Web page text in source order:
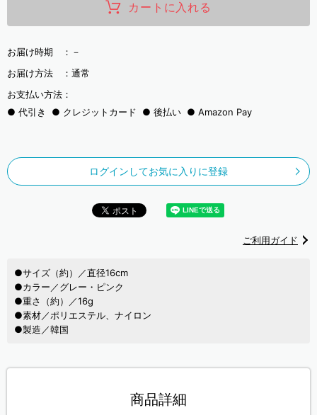
カートに入れる
お届け時期 ： －
お届け方法 ： 通常
お支払い方法：
代引き
クレジットカード 後払い Amazon Pay
ログインしてお気に入りに登録
ご利用ガイド
●サイズ（約）／直径16cm
●カラー／グレー・ピンク
●重さ（約）／16g
●素材／ポリエステル、ナイロン
●製造／韓国
商品詳細